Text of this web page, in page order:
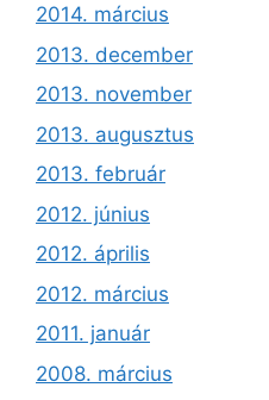
2014. március
2013. december
2013. november
2013. augusztus
2013. február
2012. június
2012. április
2012. március
2011. január
2008. március